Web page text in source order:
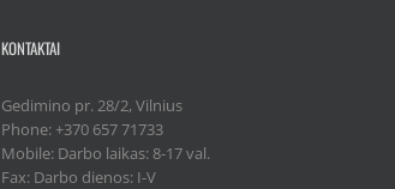
KONTAKTAI
Gedimino pr. 28/2, Vilnius
Phone: +370 657 71733
Mobile: Darbo laikas: 8-17 val.
Fax: Darbo dienos: I-V